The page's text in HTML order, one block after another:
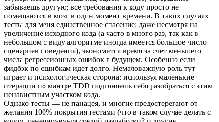
забываешь другую; все требования к коду просто не
помещаются в мозг в один момент времени. В таких случаях
тесты для меня единственное спасение: даже несмотря на
увеличение исходного кода (а часто в много раз, так как в
небольшом с виду алгоритме иногда имеется большое число
сценариев поведения), экономится время за счет меньшего
числа регрессионных ошибок в будущем. Особенно если
фидбэк по ошибкам идет долго. Немаловажную роль тут
играет и психологическая сторона: используя маленькие
итерации по мантре TDD подгоняешь себя разобраться с этим
ненавистным участком кода.
Однако тесты — не панацея, и многие предостерегают от
желания 100% покрытия тестами (что в таком случае делать с